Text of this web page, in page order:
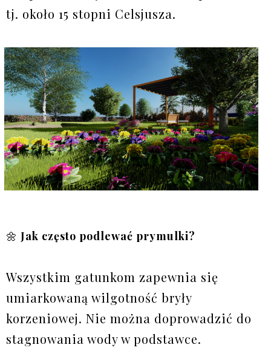
tj. około 15 stopni Celsjusza.
🌼 Jak często podlewać prymulki?
Wszystkim gatunkom zapewnia się
umiarkowaną wilgotność bryły
korzeniowej. Nie można doprowadzić do
stagnowania wody w podstawce.